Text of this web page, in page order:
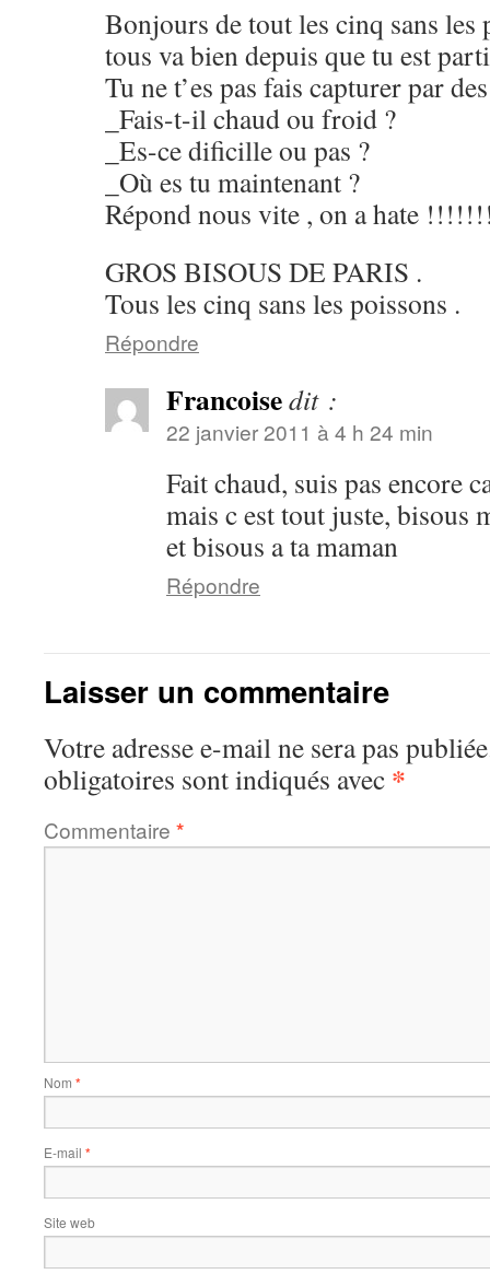
Bonjours de tout les cinq sans les
tous va bien depuis que tu est
Tu ne t’es pas fais capturer par
_Fais-t-il chaud ou froid ?
_Es-ce dificille ou pas ?
_Où es tu maintenant ?
Répond nous vite , on a hate
GROS BISOUS DE PARIS .
Tous les cinq sans les poissons .
Répondre
Francoisedit :
22 janvier 2011 à 4 h 24 min
Fait chaud, suis pas encore
mais c est tout juste, bisous
et bisous a ta maman
Répondre
Laisser un commentaire
Votre adresse e-mail ne sera pas
obligatoires sont indiqués avec *
Commentaire *
Nom *
E-mail *
Site web